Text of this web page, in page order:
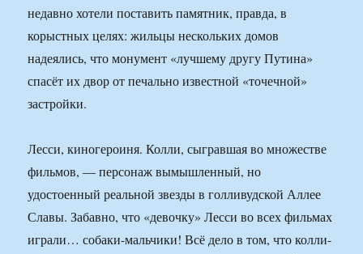
недавно хотели поставить памятник, правда, в
корыстных целях: жильцы нескольких домов
надеялись, что монумент «лучшему другу Путина»
спасёт их двор от печально известной «точечной»
застройки.
Лесси, киногероиня. Колли, сыгравшая во множестве
фильмов, — персонаж вымышленный, но
удостоенный реальной звезды в голливудской Аллее
Славы. Забавно, что «девочку» Лесси во всех фильмах
играли… собаки-мальчики! Всё дело в том, что колли-